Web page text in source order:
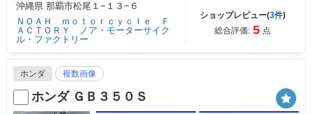
沖縄県 那覇市松尾１−１３−６
ＮＯＡＨ ｍｏｔｏｒｃｙｃｌｅ Ｆ
ＡＣＴＯＲＹ ノア・モーターサイク
ル・ファクトリー
ショップレビュー(3件)
総合評価: 5 点
ホンダ 複数画像
ホンダ ＧＢ３５０Ｓ